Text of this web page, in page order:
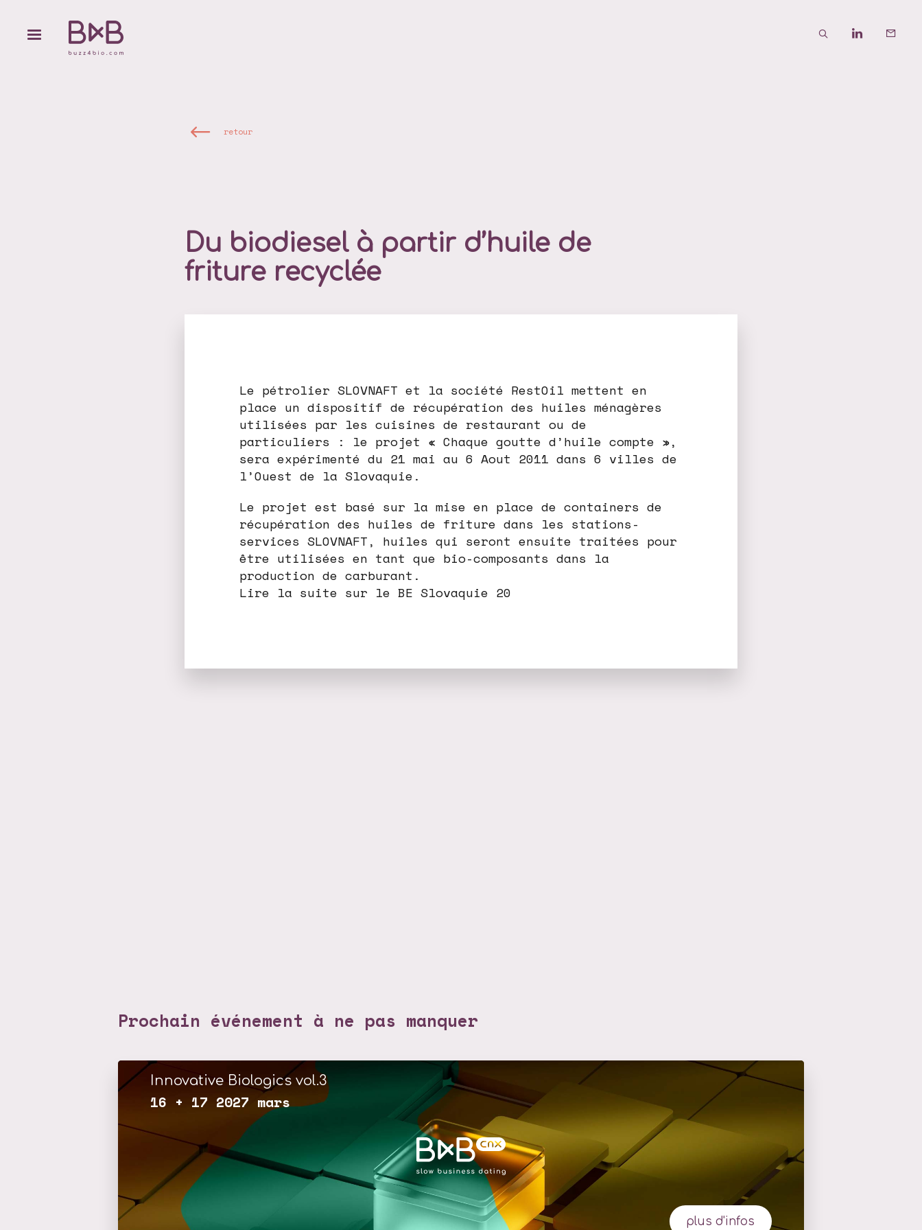
retour
Du biodiesel à partir d’huile de
friture recyclée
Le pétrolier SLOVNAFT et la société RestOil mettent en
place un dispositif de récupération des huiles ménagères
utilisées par les cuisines de restaurant ou de
particuliers : le projet « Chaque goutte d’huile compte »,
sera expérimenté du 21 mai au 6 Aout 2011 dans 6 villes de
l’Ouest de la Slovaquie.
Le projet est basé sur la mise en place de containers de
récupération des huiles de friture dans les stations-
services SLOVNAFT, huiles qui seront ensuite traitées pour
être utilisées en tant que bio-composants dans la
production de carburant.
Lire la suite sur le BE Slovaquie 20
Prochain événement à ne pas manquer
Innovative Biologics vol.3
16 + 17 2027 mars
plus d'infos